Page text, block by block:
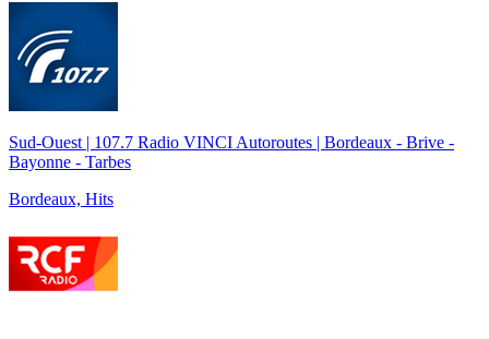
Sud-Ouest | 107.7 Radio VINCI Autoroutes | Bordeaux - Brive -
Bayonne - Tarbes
Bordeaux, Hits